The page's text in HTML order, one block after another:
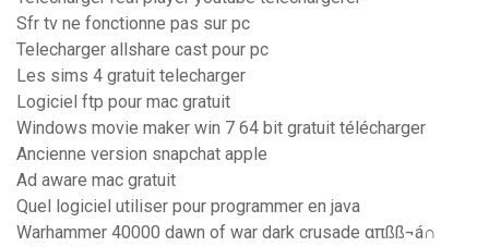
Sfr tv ne fonctionne pas sur pc
Telecharger allshare cast pour pc
Les sims 4 gratuit telecharger
Logiciel ftp pour mac gratuit
Windows movie maker win 7 64 bit gratuit télécharger
Ancienne version snapchat apple
Ad aware mac gratuit
Quel logiciel utiliser pour programmer en java
Warhammer 40000 dawn of war dark crusade απßß¬á∩